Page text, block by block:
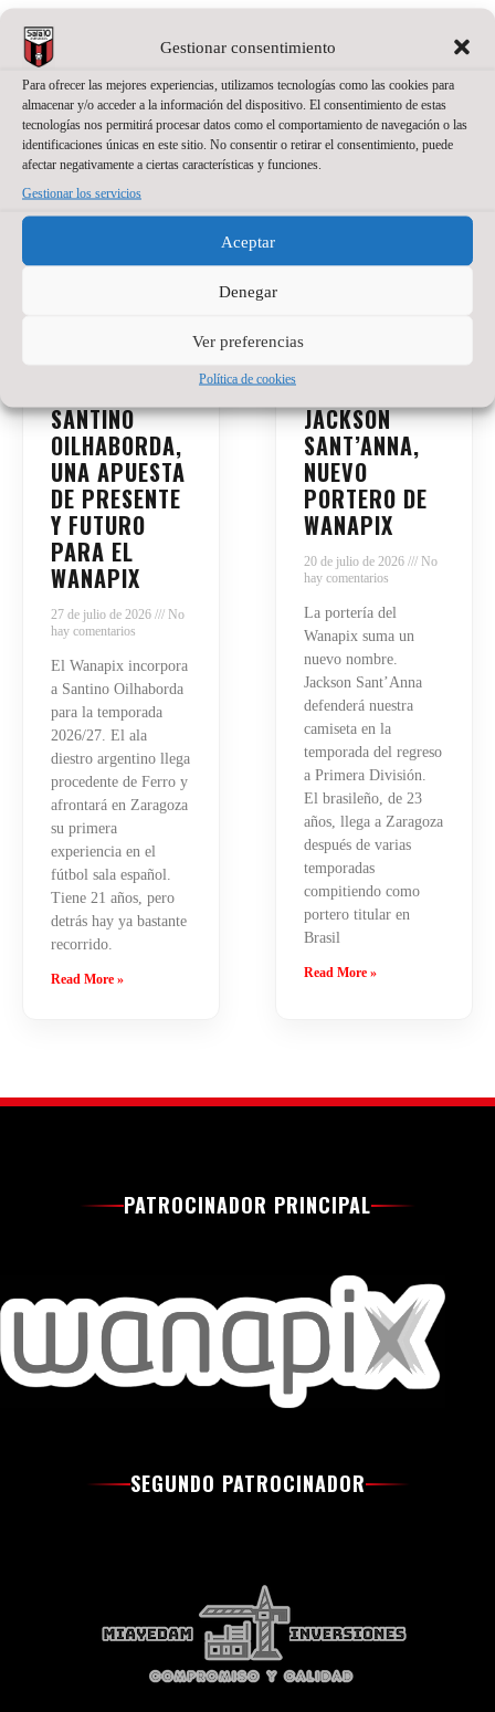
Gestionar consentimiento
Para ofrecer las mejores experiencias, utilizamos tecnologías como las cookies para
almacenar y/o acceder a la información del dispositivo. El consentimiento de estas
tecnologías nos permitirá procesar datos como el comportamiento de navegación o las
identificaciones únicas en este sitio. No consentir o retirar el consentimiento, puede
afectar negativamente a ciertas características y funciones.
Gestionar los servicios
Aceptar
Denegar
Ver preferencias
Política de cookies
SANTINO
OILHABORDA,
UNA APUESTA
DE PRESENTE
Y FUTURO
PARA EL
WANAPIX
27 de julio de 2026
No
hay comentarios
El Wanapix incorpora
a Santino Oilhaborda
para la temporada
2026/27. El ala
diestro argentino llega
procedente de Ferro y
afrontará en Zaragoza
su primera
experiencia en el
fútbol sala español.
Tiene 21 años, pero
detrás hay ya bastante
recorrido.
Read More »
JACKSON
SANT’ANNA,
NUEVO
PORTERO DE
WANAPIX
20 de julio de 2026
No
hay comentarios
La portería del
Wanapix suma un
nuevo nombre.
Jackson Sant’Anna
defenderá nuestra
camiseta en la
temporada del regreso
a Primera División.
El brasileño, de 23
años, llega a Zaragoza
después de varias
temporadas
compitiendo como
portero titular en
Brasil
Read More »
PATROCINADOR PRINCIPAL
SEGUNDO PATROCINADOR